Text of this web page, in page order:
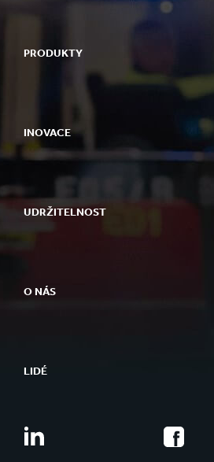
PRODUKTY
INOVACE
UDRŽITELNOST
O NÁS
LIDÉ